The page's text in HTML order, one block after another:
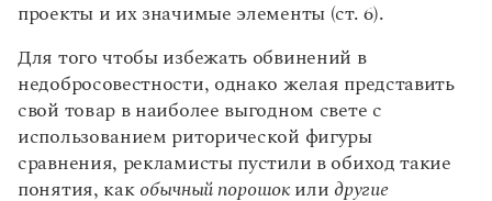
проекты и их значимые элементы (ст. 6).
Для того чтобы избежать обвинений в
недобросовестности, однако желая представить
свой товар в наиболее выгодном свете с
использованием риторической фигуры
сравнения, рекламисты пустили в обиход такие
понятия, как обычный порошок или другие